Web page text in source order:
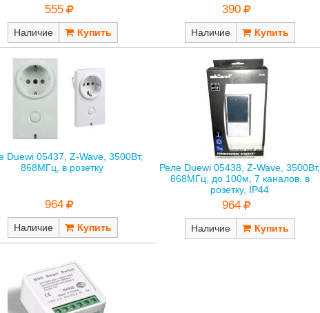
555
Наличие
390
Наличие
Duewi 05437, Z-Wave, 3500Вт,
868МГц, в розетку
964
Наличие
Реле Duewi 05438, Z-Wave, 3500Вт,
868МГц, до 100м, 7 каналов, в
розетку, IP44
964
Наличие